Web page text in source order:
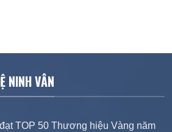
NINH VÂN
TOP 50 Thương hiệu Vàng năm